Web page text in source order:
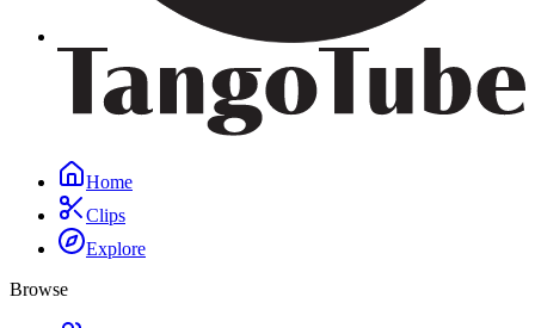
Home
Clips
Explore
Browse